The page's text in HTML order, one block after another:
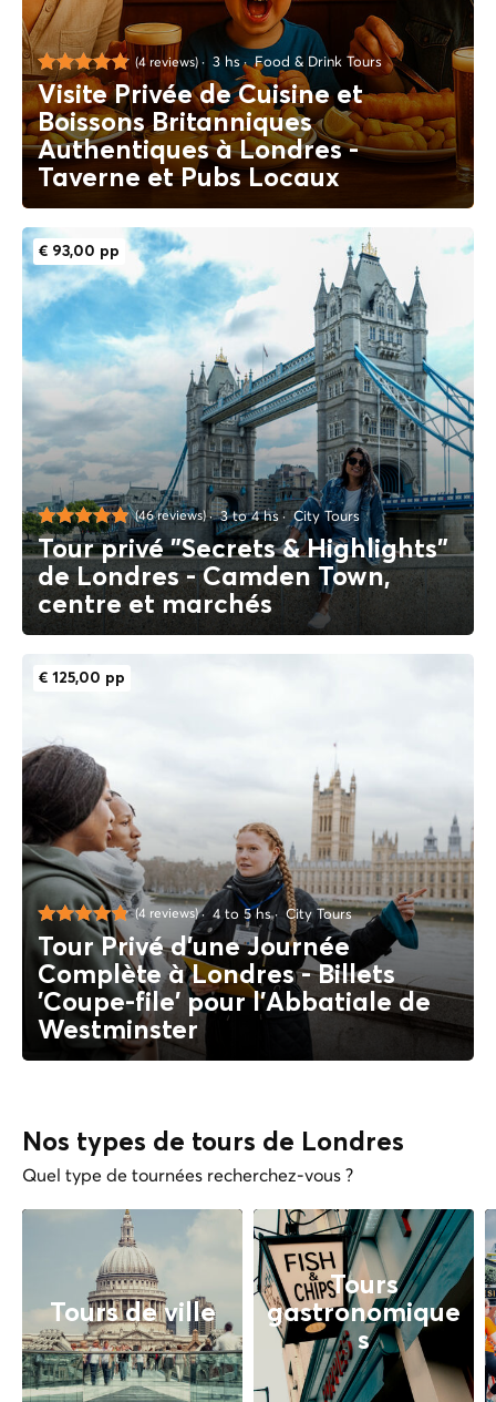
(4 reviews) 3 hs Food & Drink Tours
Visite Privée de Cuisine et
Boissons Britanniques
Authentiques à Londres -
Taverne et Pubs Locaux
€ 93,00 pp
(46 reviews) 3 to 4 hs City Tours
Tour privé "Secrets & Highlights"
de Londres - Camden Town,
centre et marchés
€ 125,00 pp
(4 reviews) 4 to 5 hs City Tours
Tour Privé d'une Journée
Complète à Londres - Billets
'Coupe-file' pour l'Abbatiale de
Westminster
Nos types de tours de Londres
Quel type de tournées recherchez-vous ?
Tours de ville
Tours
gastronomique
s